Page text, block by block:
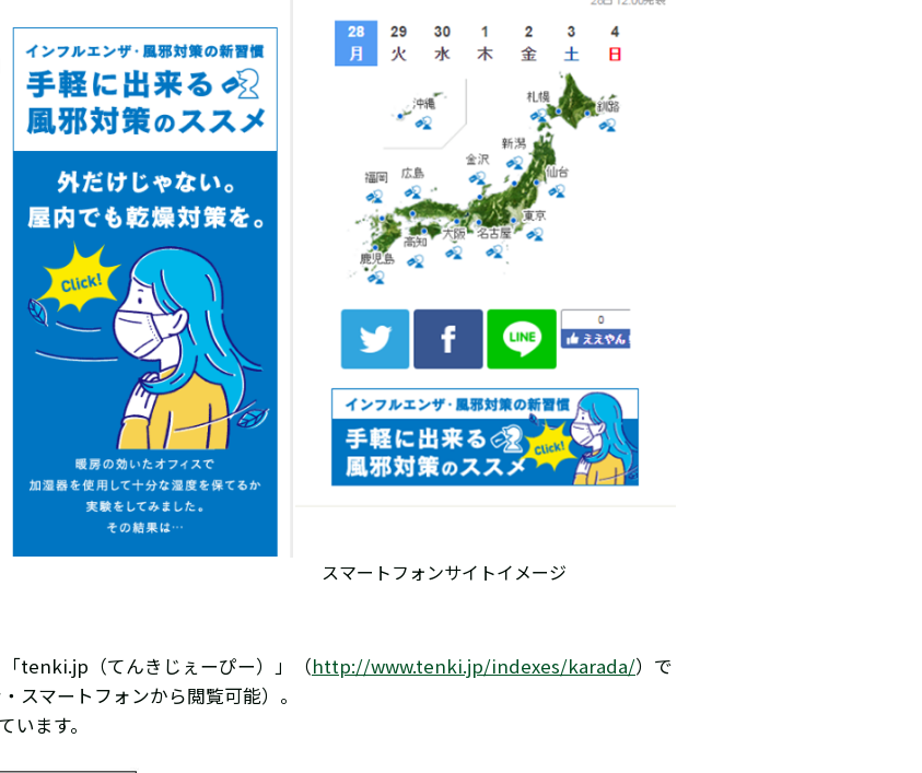
スマートフォンサイトイメージ
tenki.jp（てんきじぇーぴー）」（http://www.tenki.jp/indexes/karada/）で
スマートフォンから閲覧可能）。
ます。